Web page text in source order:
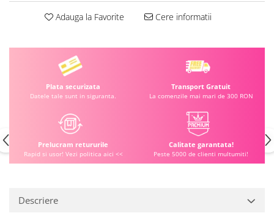
Adauga la Favorite Cere informatii
Plata securizata
Datele tale sunt in siguranta.
Transport Gratuit
La comenzile mai mari de 300 RON
Prelucram retururile
Rapid si usor! Vezi politica aici <<
Calitate garantata!
Peste 5000 de clienti multumiti!
Descriere